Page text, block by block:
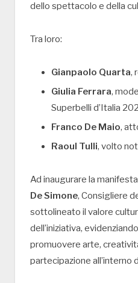
dello spettacolo e della
Tra loro:
Gianpaolo Quarta,
Giulia Ferrara,
Superbelli d’Italia
Franco De Maio,
Raoul Tulli, volto
Ad inaugurare la
De Simone, Consigliere
sottolineato il valore
dell’iniziativa,
promuovere arte,
partecipazione all’interno